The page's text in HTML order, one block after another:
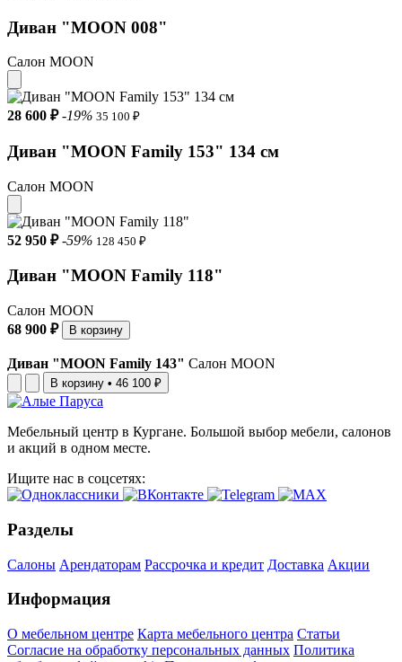
Диван "MOON 008"
Салон MOON
28 600 ₽ -19% 35 100 ₽
Диван "MOON Family 153" 134 см
Салон MOON
52 950 ₽ -59% 128 450 ₽
Диван "MOON Family 118"
Салон MOON
68 900 ₽
В корзину
Диван "MOON Family 143" Салон MOON
В корзину • 46 100 ₽
Мебельный центр в Кургане. Большой выбор мебели, салонов
и акций в одном месте.
Ищите нас в соцсетях:
Разделы
Салоны Арендаторам Рассрочка и кредит Доставка Акции
Информация
О мебельном центре Карта мебельного центра Статьи
Согласие на обработку персональных данных Политика